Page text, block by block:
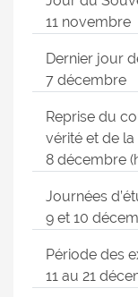
11 novembre
Dernier jour
7 décembre
Reprise du
vérité et de
8 décembre
Journées
9 et 10
Période des
11 au 21